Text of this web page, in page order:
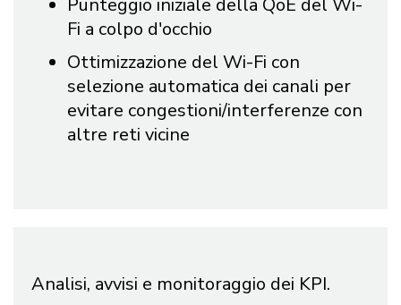
Punteggio iniziale della QoE del Wi-
Fi a colpo d'occhio
Ottimizzazione del Wi-Fi con
selezione automatica dei canali per
evitare congestioni/interferenze con
altre reti vicine
Analisi, avvisi e monitoraggio dei KPI.